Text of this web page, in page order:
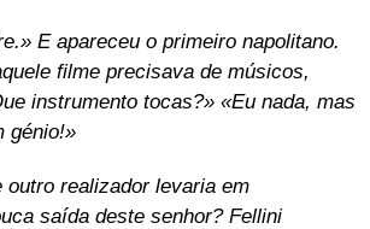
E apareceu o primeiro napolitano.
filme precisava de músicos,
instrumento tocas?» «Eu nada, mas
génio!»
outro realizador levaria em
saída deste senhor? Fellini